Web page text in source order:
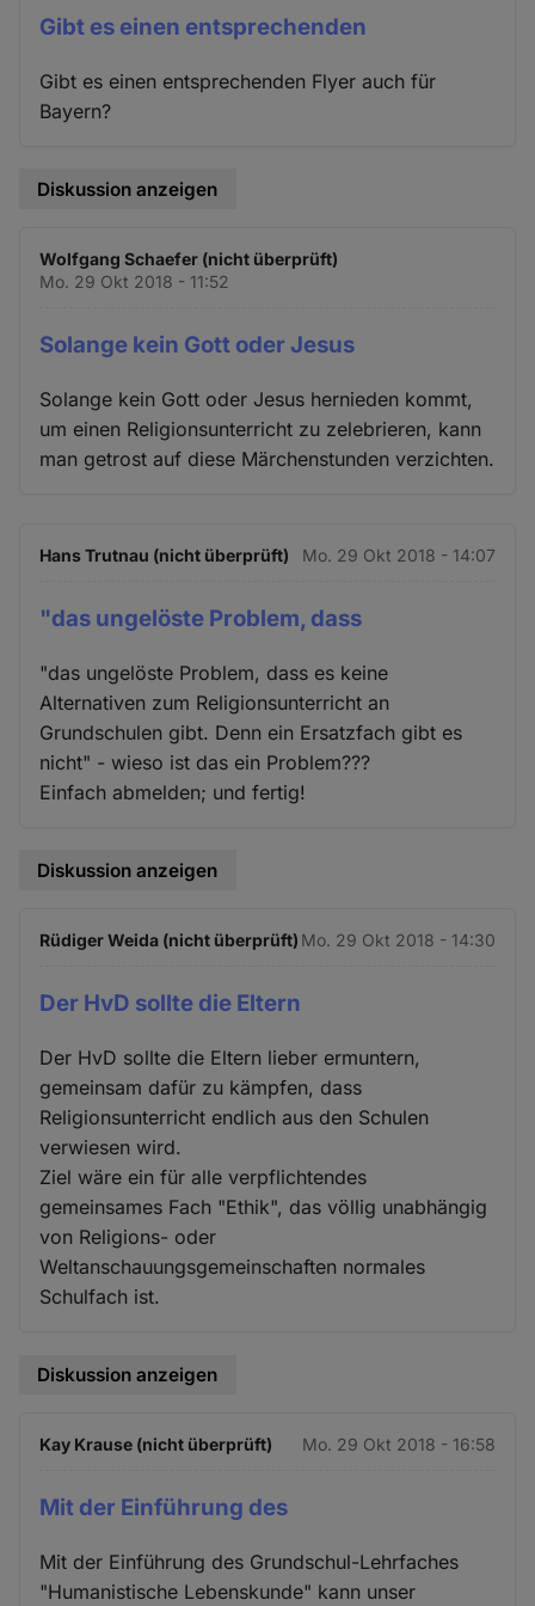
Gibt es einen entsprechenden
Gibt es einen entsprechenden Flyer auch für
Bayern?
Diskussion anzeigen
Wolfgang Schaefer (nicht überprüft)
Mo. 29 Okt 2018 - 11:52
Solange kein Gott oder Jesus
Solange kein Gott oder Jesus hernieden kommt,
um einen Religionsunterricht zu zelebrieren, kann
man getrost auf diese Märchenstunden verzichten.
Hans Trutnau (nicht überprüft) Mo. 29 Okt 2018 - 14:07
"das ungelöste Problem, dass
"das ungelöste Problem, dass es keine
Alternativen zum Religionsunterricht an
Grundschulen gibt. Denn ein Ersatzfach gibt es
nicht" - wieso ist das ein Problem???
Einfach abmelden; und fertig!
Diskussion anzeigen
Rüdiger Weida (nicht überprüft) Mo. 29 Okt 2018 - 14:30
Der HvD sollte die Eltern
Der HvD sollte die Eltern lieber ermuntern,
gemeinsam dafür zu kämpfen, dass
Religionsunterricht endlich aus den Schulen
verwiesen wird.
Ziel wäre ein für alle verpflichtendes
gemeinsames Fach "Ethik", das völlig unabhängig
von Religions- oder
Weltanschauungsgemeinschaften normales
Schulfach ist.
Diskussion anzeigen
Kay Krause (nicht überprüft) Mo. 29 Okt 2018 - 16:58
Mit der Einführung des
Mit der Einführung des Grundschul-Lehrfaches
"Humanistische Lebenskunde" kann unser